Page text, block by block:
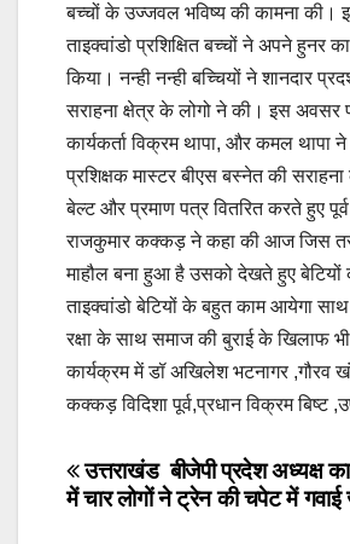
बच्चों के उज्जवल भविष्य की कामना की।
ताइक्वांडो प्रशिक्षित बच्चों ने अपने हुनर
किया। नन्ही नन्ही बच्चियों ने शानदार
सराहना क्षेत्र के लोगो ने की। इस अवसर
कार्यकर्ता विक्रम थापा, और कमल थापा ने
प्रशिक्षक मास्टर बीएस बस्नेत की
बेल्ट और प्रमाण पत्र वितरित करते हुए पूर्व
राजकुमार कक्कड़ ने कहा की आज जिस
माहौल बना हुआ है उसको देखते हुए बेटियों
ताइक्वांडो बेटियों के बहुत काम आयेगा साथ
रक्षा के साथ समाज की बुराई के खिलाफ
कार्यक्रम में डॉ अखिलेश भटनागर ,गौरव
कक्कड़ विदिशा पूर्व,प्रधान विक्रम बिष्ट
Post
navigation
बीजेपी प्रदेश अध्यक्ष
उत्तराखंड
में चार लोगों ने ट्रेन की चपेट में गवाई